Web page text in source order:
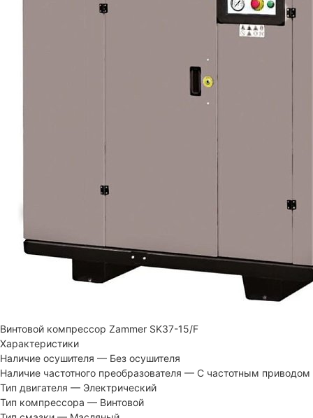
Винтовой компрессор Zammer SK37-15/F
Характеристики
Наличие осушителя — Без осушителя
Наличие частотного преобразователя — С частотным приводом
Тип двигателя — Электрический
Тип компрессора — Винтовой